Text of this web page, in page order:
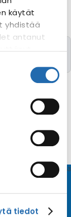
käytät
yhdistää
antanut
linkistä.
tiedot
V4.1663